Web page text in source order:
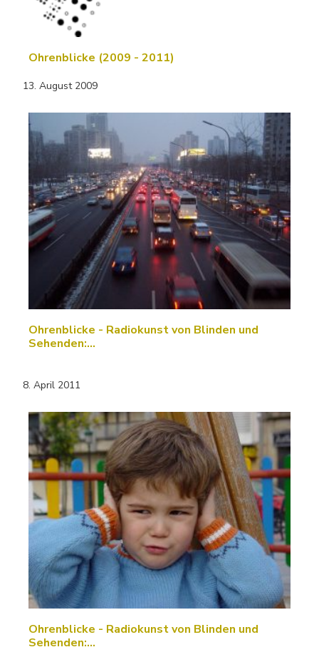
Ohrenblicke (2009 - 2011)
13. August 2009
Ohrenblicke - Radiokunst von Blinden und
Sehenden:…
8. April 2011
Ohrenblicke - Radiokunst von Blinden und
Sehenden:…